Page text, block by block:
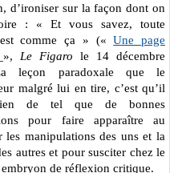
d’ironiser sur la façon dont on
: « Et vous savez, toute
comme ça » («Une page
», Le Figaro le 14 décembre
leçon paradoxale que le
malgré lui en tire, c’est qu’il
de tel que de bonnes
pour faire apparaître au
les manipulations des uns et la
autres et pour susciter chez le
de réflexion critique.